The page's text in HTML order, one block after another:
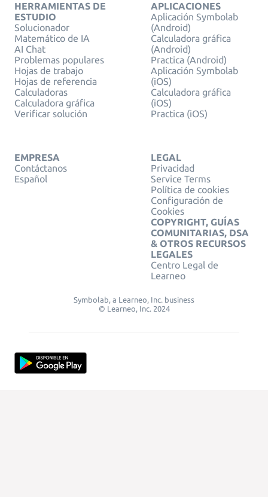
HERRAMIENTAS DE
ESTUDIO
Solucionador
Matemático de IA
AI Chat
Problemas populares
Hojas de trabajo
Hojas de referencia
Calculadoras
Calculadora gráfica
Verificar solución
APLICACIONES
Aplicación Symbolab
(Android)
Calculadora gráfica
(Android)
Practica (Android)
Aplicación Symbolab
(iOS)
Calculadora gráfica
(iOS)
Practica (iOS)
EMPRESA
Contáctanos
Español
LEGAL
Privacidad
Service Terms
Política de cookies
Configuración de
Cookies
COPYRIGHT, GUÍAS
COMUNITARIAS, DSA
& OTROS RECURSOS
LEGALES
Centro Legal de
Learneo
Symbolab, a Learneo, Inc. business
© Learneo, Inc. 2024